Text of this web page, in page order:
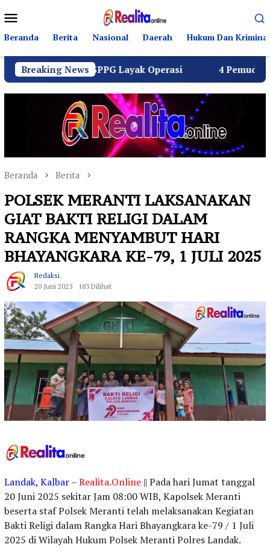
ke
kontenMobile
Beranda Berita Nasional Daerah Hukum Dan Kriminal
Breaking News
SPPG Layak Operasi 4 Pemuda Bungur Raya
Beranda Berita
POLSEK MERANTI LAKSANAKAN
GIAT BAKTI RELIGI DALAM
RANGKA MENYAMBUT HARI
BHAYANGKARA KE-79, 1 JULI 2025
Redaksi
20 Juni 2025
183 Dilihat
Landak, Kalbar–Realita.Online || Pada hari Jumat tanggal
20 Juni 2025 sekitar Jam 08:00 WIB, Kapolsek Meranti
beserta staf Polsek Meranti telah melaksanakan Kegiatan
Bakti Religi dalam Rangka Hari Bhayangkara ke-79 / 1 Juli
2025 di Wilayah Hukum Polsek Meranti Polres Landak.